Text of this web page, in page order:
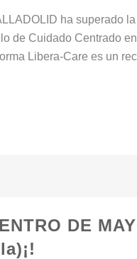
ha superado la
de Cuidado Centrado
Libera-Care es un
DE